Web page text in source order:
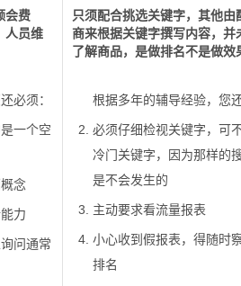
会费
人员维
必须：
一个空
念
力
问通常
只须配合挑选关键字，其他由
商来根据关键字撰写内容，并
了解商品，是做排名不是做效
根据多年的辅导经验，您还
必须仔细检视关键字，可
冷门关键字，因为那样的
是不会发生的
主动要求看流量报表
小心收到假报表，得随时
排名